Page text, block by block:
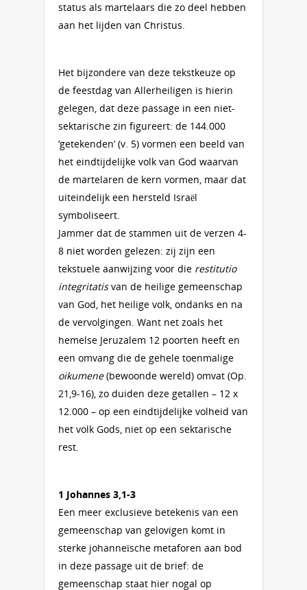
status als martelaars die zo deel hebben
aan het lijden van Christus.
Het bijzondere van deze tekstkeuze op
de feestdag van Allerheiligen is hierin
gelegen, dat deze passage in een niet-
sektarische zin figureert: de 144.000
‘getekenden’ (v. 5) vormen een beeld van
het eindtijdelijke volk van God waarvan
de martelaren de kern vormen, maar dat
uiteindelijk een hersteld Israël
symboliseert.
Jammer dat de stammen uit de verzen 4-
8 niet worden gelezen: zij zijn een
tekstuele aanwijzing voor die restitutio
integritatisvan de heilige gemeenschap
van God, het heilige volk, ondanks en na
de vervolgingen. Want net zoals het
hemelse Jeruzalem 12 poorten heeft en
een omvang die de gehele toenmalige
oikumene(bewoonde wereld) omvat (Op.
21,9-16), zo duiden deze getallen – 12 x
12.000 – op een eindtijdelijke volheid van
het volk Gods, niet op een sektarische
rest.
1 Johannes 3,1-3
Een meer exclusieve betekenis van een
gemeenschap van gelovigen komt in
sterke johanneïsche metaforen aan bod
in deze passage uit de brief: de
gemeenschap staat hier nogal op